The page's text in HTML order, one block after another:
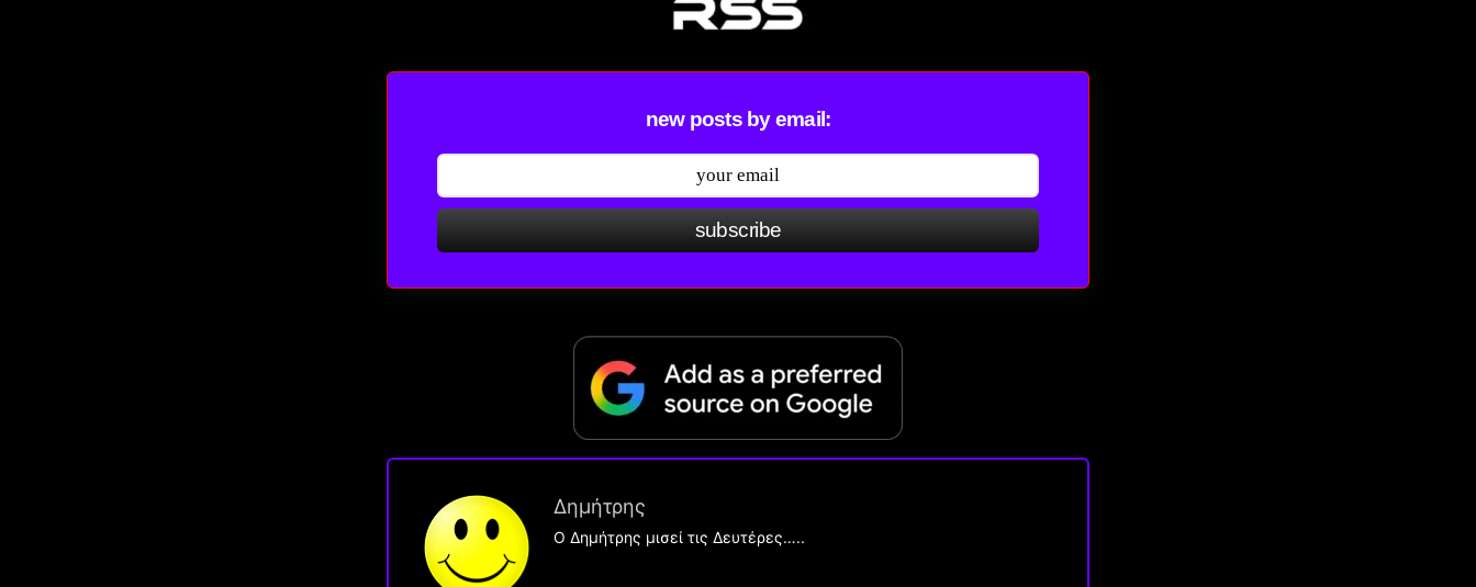
new posts by email:
subscribe
Δημήτρης
O Δημήτρης μισεί τις Δευτέρες…..